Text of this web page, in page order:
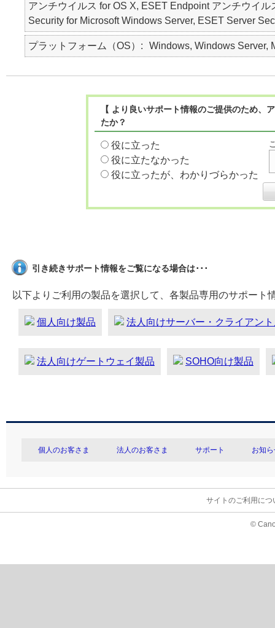
アンチウイルス for OS X, ESET Endpoint アンチウイ
Security for Microsoft Windows Server, ESET Server
プラットフォーム（OS） Windows, Windows Server,
【 より良いサポート情報のご提供のため
たか？
役に立った
役に立たなかった
役に立ったが、わかりづらかった
引き続きサポート情報をご覧になる場合は･･･
以下よりご利用の製品を選択して、各製品専用のサポート
個人向け製品 法人向けサーバー・クライアン
法人向けゲートウェイ製品 SOHO向け製品
個人のお客さま 法人のお客さま サポート お知
サイトのご利用につ
©